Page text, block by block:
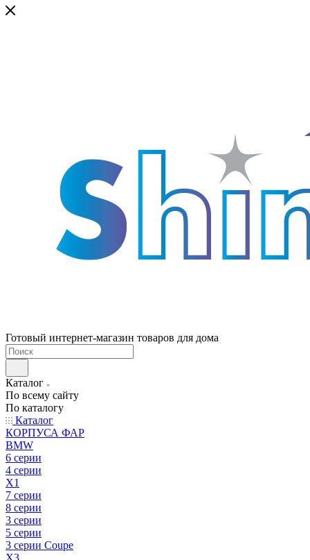
Готовый интернет-магазин товаров для дома
Каталог
По всему сайту
По каталогу
Каталог
КОРПУСА ФАР
BMW
6 серии
4 серии
X1
7 серии
8 серии
3 серии
5 серии
3 серии Coupe
X3